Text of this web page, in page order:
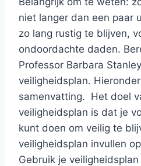
niet langer dan een paar
zo lang rustig te blijven,
ondoordachte daden.
Professor Barbara
veiligheidsplan.
samenvatting. Het doel
veiligheidsplan is dat je
kunt doen om veilig te
veiligheidsplan invullen
Gebruik je